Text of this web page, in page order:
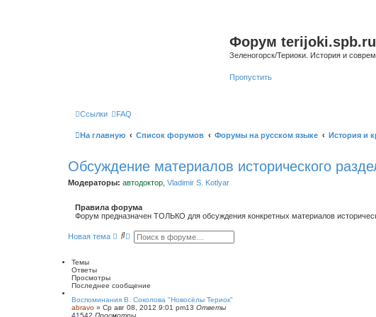
Форум terijoki.spb.ru
Зеленогорск/Териоки. История и
Пропустить
Ссылки FAQ
На главную Список форумов Форумы на русском языке История и
Обсуждение материалов исторического
Модераторы: автодоктор Vladimir S. Kotlyar
Правила форума
Форум предназначен ТОЛЬКО для обсуждения конкретных материалов
Новая тема
П Р
е
н
ы
Темы
Ответы
Просмотры
Последнее сообщение
Воспоминания В. Соколова "Новосёлы Териок"
abravo » Ср авг 08, 2012 9:01 pm13 Ответы
41542 Просмотры